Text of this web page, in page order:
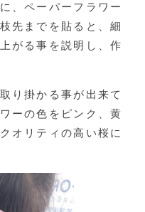
、ペーパーフラワー
先までを貼ると、細
がる事を説明し、作
り掛かる事が出来て
ーの色をピンク、黄
オリティの高い桜に